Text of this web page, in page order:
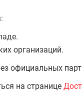
организаций.
официальных
на странице